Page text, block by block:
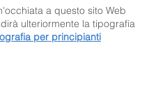
a questo sito Web
ulteriormente la tipografia
per principianti